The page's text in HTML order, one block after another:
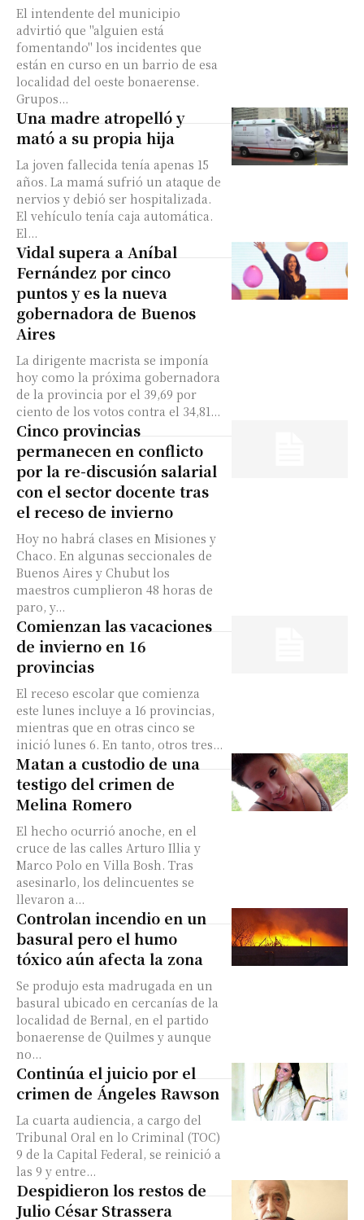
El intendente del municipio
advirtió que "alguien está
fomentando" los incidentes que
están en curso en un barrio de esa
localidad del oeste bonaerense.
Grupos...
Una madre atropelló y
mató a su propia hija
La joven fallecida tenía apenas 15
años. La mamá sufrió un ataque de
nervios y debió ser hospitalizada.
El vehículo tenía caja automática.
El...
Vidal supera a Aníbal
Fernández por cinco
puntos y es la nueva
gobernadora de Buenos
Aires
La dirigente macrista se imponía
hoy como la próxima gobernadora
de la provincia por el 39,69 por
ciento de los votos contra el 34,81...
Cinco provincias
permanecen en conflicto
por la re-discusión salarial
con el sector docente tras
el receso de invierno
Hoy no habrá clases en Misiones y
Chaco. En algunas seccionales de
Buenos Aires y Chubut los
maestros cumplieron 48 horas de
paro, y...
Comienzan las vacaciones
de invierno en 16
provincias
El receso escolar que comienza
este lunes incluye a 16 provincias,
mientras que en otras cinco se
inició lunes 6. En tanto, otros tres...
Matan a custodio de una
testigo del crimen de
Melina Romero
El hecho ocurrió anoche, en el
cruce de las calles Arturo Illia y
Marco Polo en Villa Bosh. Tras
asesinarlo, los delincuentes se
llevaron a...
Controlan incendio en un
basural pero el humo
tóxico aún afecta la zona
Se produjo esta madrugada en un
basural ubicado en cercanías de la
localidad de Bernal, en el partido
bonaerense de Quilmes y aunque
no...
Continúa el juicio por el
crimen de Ángeles Rawson
La cuarta audiencia, a cargo del
Tribunal Oral en lo Criminal (TOC)
9 de la Capital Federal, se reinició a
las 9 y entre...
Despidieron los restos de
Julio César Strassera